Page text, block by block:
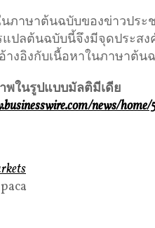
นภาษาต้นฉบับของข่าวปร
แปลต้นฉบับนี้จึงมีจุดประส
างอิงกับเนื้อหาในภาษาต้
พในรูปแบบมัลติมีเดีย
news/